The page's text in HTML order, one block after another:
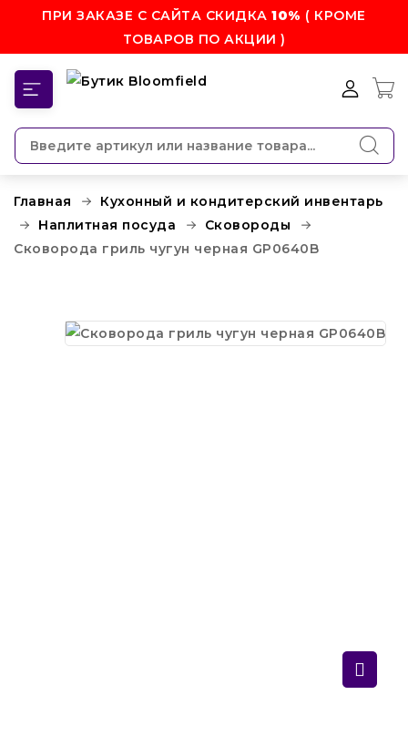
ПРИ ЗАКАЗЕ С САЙТА СКИДКА10% ( КРОМЕ
ТОВАРОВ ПО АКЦИИ )
Главная
Кухонный и кондитерский инвентарь
Наплитная посуда
Сковороды
Сковорода гриль чугун черная GP0640B